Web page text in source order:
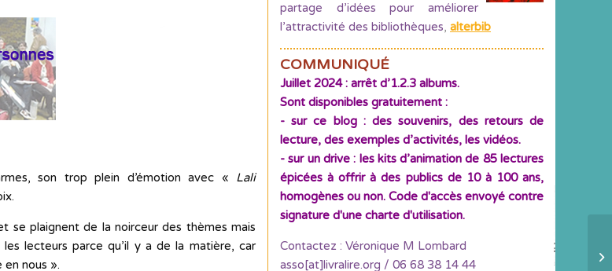
son trop plein d’émotion avec « Lali
se plaignent de la noirceur des thèmes mais
lecteurs parce qu’il y a de la matière, car
nous ».
partage d’idées pour améliorer
l’attractivité des bibliothèques, alterbib
COMMUNIQUÉ
Juillet 2024 : arrêt d’1.2.3 albums.
Sont disponibles gratuitement :
- sur ce blog : des souvenirs, des retours de
lecture, des exemples d’activités, les vidéos.
- sur un drive : les kits d’animation de 85 lectures
épicées à offrir à des publics de 10 à 100 ans,
homogènes ou non. Code d'accès envoyé contre
signature d'une charte d'utilisation.
Contactez : Véronique M Lombard
asso[at]livralire.org / 06 68 38 14 44